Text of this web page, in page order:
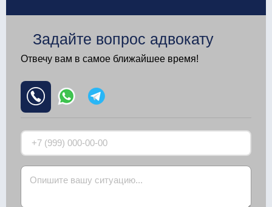
Задайте вопрос адвокату
Отвечу вам в самое ближайшее время!